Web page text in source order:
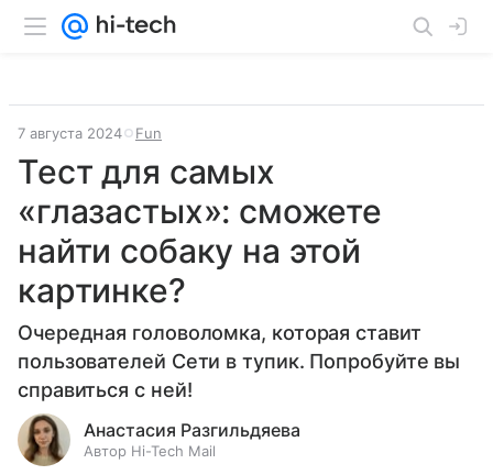
7 августа 2024 Fun
Тест для самых
«глазастых»: сможете
найти собаку на этой
картинке?
Очередная головоломка, которая ставит
пользователей Сети в тупик. Попробуйте вы
справиться с ней!
Анастасия Разгильдяева
Автор Hi-Tech Mail